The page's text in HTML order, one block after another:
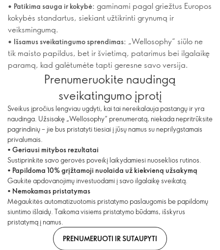
• Patikima sauga ir kokybė: gaminami pagal griežtus Europos
kokybės standartus, siekiant užtikrinti grynumą ir
veiksmingumą.
• Išsamus sveikatingumo sprendimas: „Wellosophy“ siūlo ne
tik maisto papildus, bet ir švietimą, patarimus bei ilgalaikę
paramą, kad galėtumėte tapti geresne savo versija.
Prenumeruokite naudingą
sveikatingumo įprotį
Sveikus įpročius lengviau ugdyti, kai tai nereikalauja pastangų ir yra
naudinga. Užsisakę „Wellosophy“ prenumeratą, niekada nepritrūksite
pagrindinių – jie bus pristatyti tiesiai į jūsų namus su neprilygstamais
privalumais.
• Geriausi mitybos rezultatai
Sustiprinkite savo gerovės poveikį laikydamiesi nuoseklios rutinos.
• Papildoma 10% grįžtamoji nuolaida už kiekvieną užsakymą
Gaukite apdovanojimų investuodami į savo ilgalaikę sveikatą.
• Nemokamas pristatymas
Mėgaukitės automatizuotomis pristatymo paslaugomis be papildomų
siuntimo išlaidų. Taikoma visiems pristatymo būdams, išskyrus
pristatymą į namus.
PRENUMERUOTI IR SUTAUPYTI